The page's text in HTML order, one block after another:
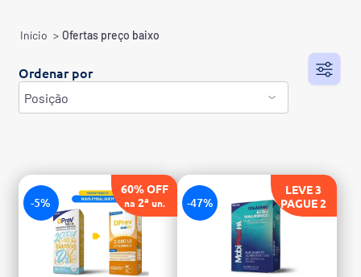
Início > Ofertas preço baixo
Ordenar por
60% OFF
na 2ª un.
-5%
LEVE 3
PAGUE 2
-47%